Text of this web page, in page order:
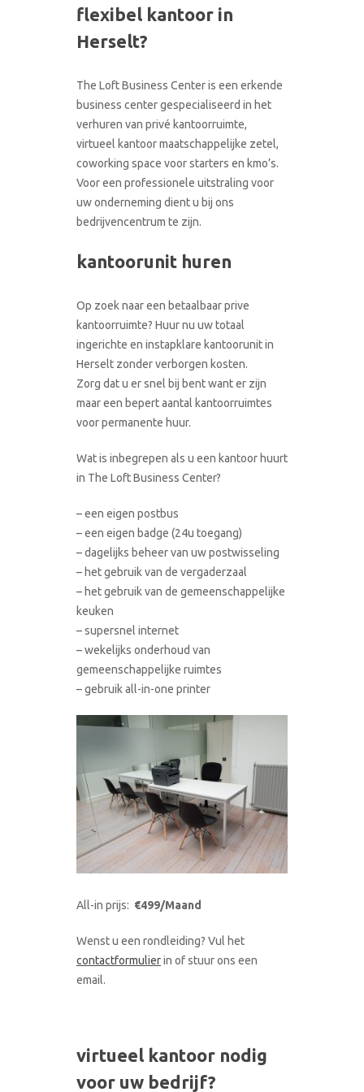
CONTACT
flexibel kantoor in
Herselt?
The Loft Business Center is een erkende
business center gespecialiseerd in het
verhuren van privé kantoorruimte,
virtueel kantoor maatschappelijke zetel,
coworking space voor starters en kmo’s.
Voor een professionele uitstraling voor
uw onderneming dient u bij ons
bedrijvencentrum te zijn.
kantoorunit huren
Op zoek naar een betaalbaar prive
kantoorruimte? Huur nu uw totaal
ingerichte en instapklare kantoorunit in
Herselt zonder verborgen kosten.
Zorg dat u er snel bij bent want er zijn
maar een bepert aantal kantoorruimtes
voor permanente huur.
Wat is inbegrepen als u een kantoor huurt
in The Loft Business Center?
– een eigen postbus
– een eigen badge (24u toegang)
– dagelijks beheer van uw postwisseling
– het gebruik van de vergaderzaal
– het gebruik van de gemeenschappelijke
keuken
– supersnel internet
– wekelijks onderhoud van
gemeenschappelijke ruimtes
– gebruik all-in-one printer
All-in prijs: €499/Maand
Wenst u een rondleiding? Vul het
contactformulierin of stuur ons een
email.
virtueel kantoor nodig
voor uw bedrijf?